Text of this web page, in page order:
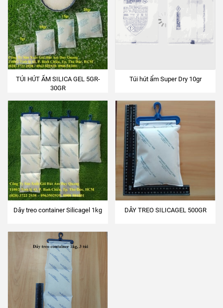
TÚI HÚT ẨM SILICA GEL 5GR-
30GR
Túi hút ẩm Super Dry 10gr
Dây treo container Silicagel 1kg DÂY TREO SILICAGEL 500GR